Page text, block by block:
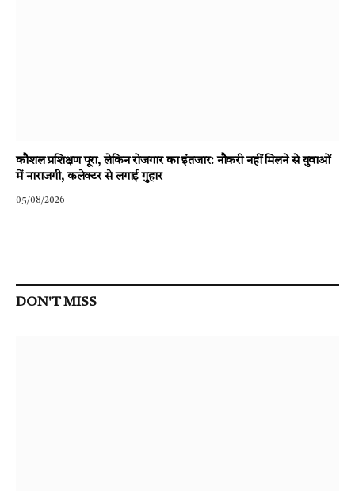
कौशल प्रशिक्षण पूरा, लेकिन रोजगार का इंतजार: नौकरी नहीं मिलने से युवाओं
में नाराजगी, कलेक्टर से लगाई गुहार
05/08/2026
DON'T MISS